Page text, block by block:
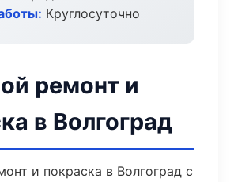
Круглосуточно
ремонт и
в Волгоград
и покраска в Волгоград с